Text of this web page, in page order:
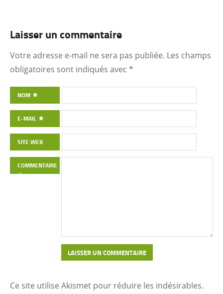
Laisser un commentaire
Votre adresse e-mail ne sera pas publiée. Les champs
obligatoires sont indiqués avec *
NOM
E-MAIL
SITE WEB
COMMENTAIRE
Ce site utilise Akismet pour réduire les indésirables.